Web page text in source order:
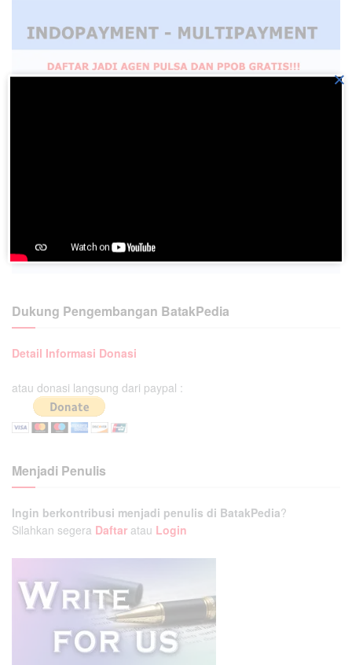
Dukung Pengembangan BatakPedia
Detail Informasi Donasi
atau donasi langsung dari paypal :
Menjadi Penulis
Ingin berkontribusi menjadi penulis di BatakPedia?
Silahkan segera Daftar atau Login
×